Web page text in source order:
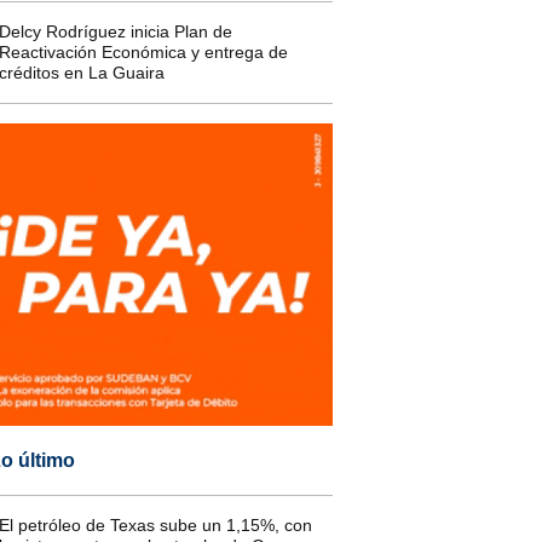
Rodríguez inicia Plan de
Económica y entrega de
en La Guaira
último
petróleo de Texas sube un 1,15%, con